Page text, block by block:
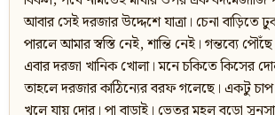
আবার সেই দরজার উদ্দেশে যাত্রা। চেনা বাড়িতে
পারলে আমার স্বস্তি নেই, শান্তি নেই। গন্তব্যে
এবার দরজা খানিক খোলা। মনে চকিতে কিসের
তাহলে দরজার কাঠিন্যের বরফ গলেছে। একটু